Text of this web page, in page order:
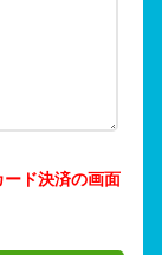
ド決済の画面